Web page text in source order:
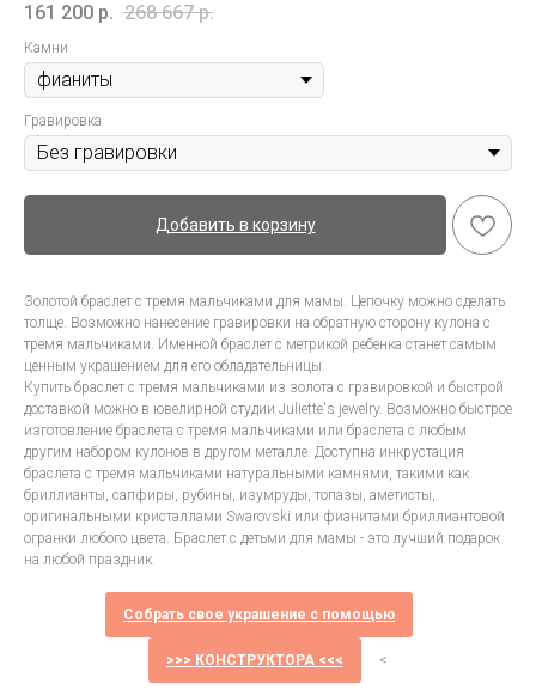
161 200 р. 268 667 р.
Камни
Гравировка
Добавить в корзину
Золотой браслет с тремя мальчиками для мамы. Цепочку можно сделать
толще. Возможно нанесение гравировки на обратную сторону кулона с
тремя мальчиками. Именной браслет с метрикой ребенка станет самым
ценным украшением для его обладательницы.
Купить браслет с тремя мальчиками из золота с гравировкой и быстрой
доставкой можно в ювелирной студии Juliette's jewelry. Возможно быстрое
изготовление браслета с тремя мальчиками или браслета с любым
другим набором кулонов в другом металле. Доступна инкрустация
браслета с тремя мальчиками натуральными камнями, такими как
бриллианты, сапфиры, рубины, изумруды, топазы, аметисты,
оригинальными кристаллами Swarovski или фианитами бриллиантовой
огранки любого цвета. Браслет с детьми для мамы - это лучший подарок
на любой праздник.
Собрать свое украшение с помощью
>>> КОНСТРУКТОРА <<< <